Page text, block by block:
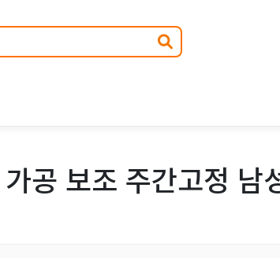
공 보조 주간고정 남